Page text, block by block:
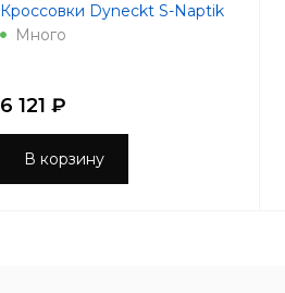
Кроссовки Dyneckt S-Naptik
Много
6 121 ₽
В корзину